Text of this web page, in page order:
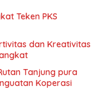
Teken PKS
dan Kreativitas
Tanjung pura
Koperasi